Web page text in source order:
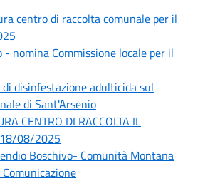
centro di raccolta comunale per il
- nomina Commissione locale per il
di disinfestazione adulticida sul
di Sant'Arsenio
CENTRO DI RACCOLTA IL
08/2025
Boschivo- Comunità Montana